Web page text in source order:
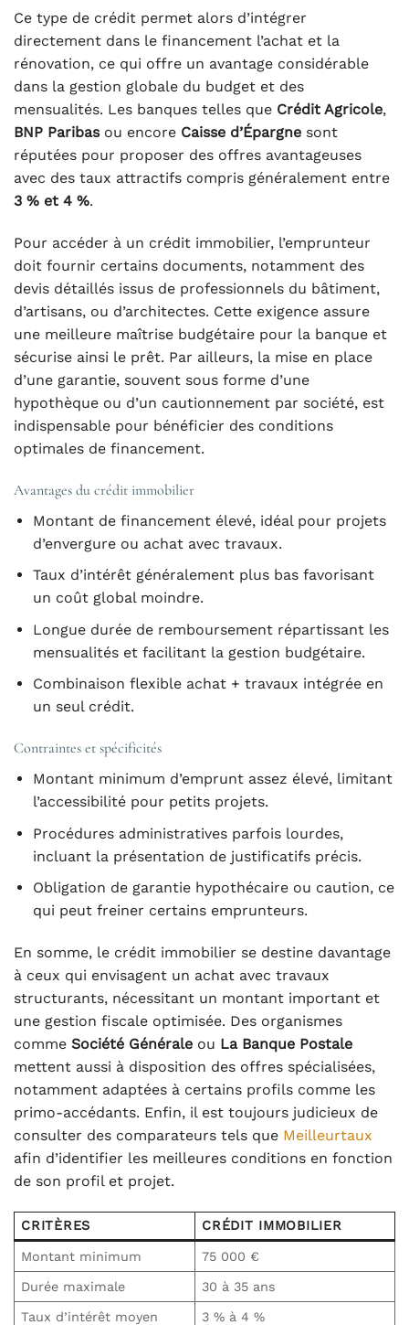
Ce type de crédit permet alors d’intégrer
directement dans le financement l’achat et la
rénovation, ce qui offre un avantage considérable
dans la gestion globale du budget et des
mensualités. Les banques telles que Crédit Agricole,
BNP Paribasou encore Caisse d’Épargne sont
réputées pour proposer des offres avantageuses
avec des taux attractifs compris généralement entre
3 % et 4 %.
Pour accéder à un crédit immobilier, l’emprunteur
doit fournir certains documents, notamment des
devis détaillés issus de professionnels du bâtiment,
d’artisans, ou d’architectes. Cette exigence assure
une meilleure maîtrise budgétaire pour la banque et
sécurise ainsi le prêt. Par ailleurs, la mise en place
d’une garantie, souvent sous forme d’une
hypothèque ou d’un cautionnement par société, est
indispensable pour bénéficier des conditions
optimales de financement.
Avantages du crédit immobilier
Montant de financement élevé, idéal pour projets
d’envergure ou achat avec travaux.
Taux d’intérêt généralement plus bas favorisant
un coût global moindre.
Longue durée de remboursement répartissant les
mensualités et facilitant la gestion budgétaire.
Combinaison flexible achat + travaux intégrée en
un seul crédit.
Contraintes et spécificités
Montant minimum d’emprunt assez élevé, limitant
l’accessibilité pour petits projets.
Procédures administratives parfois lourdes,
incluant la présentation de justificatifs précis.
Obligation de garantie hypothécaire ou caution, ce
qui peut freiner certains emprunteurs.
En somme, le crédit immobilier se destine davantage
à ceux qui envisagent un achat avec travaux
structurants, nécessitant un montant important et
une gestion fiscale optimisée. Des organismes
comme Société Générale ou La Banque Postale
mettent aussi à disposition des offres spécialisées,
notamment adaptées à certains profils comme les
primo-accédants. Enfin, il est toujours judicieux de
consulter des comparateurs tels que Meilleurtaux
afin d’identifier les meilleures conditions en fonction
de son profil et projet.
CRITÈRES CRÉDIT IMMOBILIER
Montant minimum 75 000 €
Durée maximale 30 à 35 ans
Taux d’intérêt moyen 3 % à 4 %